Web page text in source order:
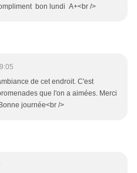
bon lundi A+<br />
de cet endroit. C'est
que l'on a aimées. Merci
journée<br />